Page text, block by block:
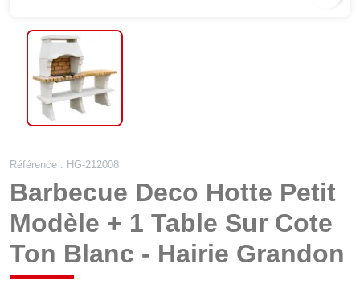
Référence : HG-212008
Barbecue Deco Hotte Petit
Modèle + 1 Table Sur Cote
Ton Blanc - Hairie Grandon